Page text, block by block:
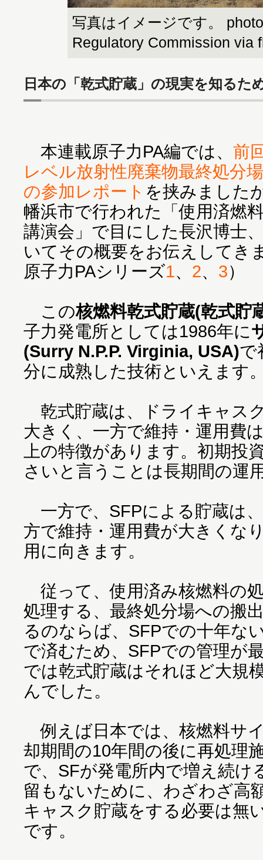
写真はイメージです。
Regulatory Commission via
日本の「乾式貯蔵」の現実を知るた
本連載原子力PA編では、 前
レベル放射性廃棄物最終処分
の参加レポート を挟みました
幡浜市で行われた「使用済燃
講演会」で目にした長沢博士
いてその概要をお伝えしてき
原子力PAシリーズ1、 2、 3）
この核燃料乾式貯蔵(乾式貯
子力発電所としては1986年に
(Surry N.P.P. Virginia, USA)で
分に成熟した技術といえます
乾式貯蔵は、ドライキャス
大きく、一方で維持・運用費
上の特徴があります。初期投
さいと言うことは長期間の運
一方で、SFPによる貯蔵は
方で維持・運用費が大きくな
用に向きます。
従って、使用済み核燃料の
処理する、最終処分場への搬
るのならば、SFPでの十年な
で済むため、SFPでの管理が
では乾式貯蔵はそれほど大規
んでした。
例えば日本では、核燃料サ
却期間の10年間の後に再処理
で、SFが発電所内で増え続け
留もないために、わざわざ高
キャスク貯蔵をする必要は無
です。